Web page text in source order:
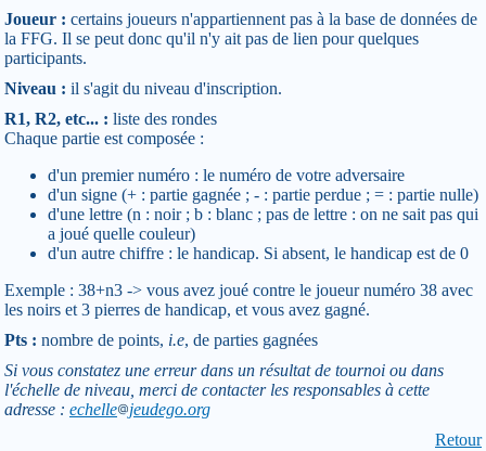
Joueur : certains joueurs n'appartiennent pas à la base de données de
la FFG. Il se peut donc qu'il n'y ait pas de lien pour quelques
participants.
Niveau : il s'agit du niveau d'inscription.
R1, R2, etc... : liste des rondes
Chaque partie est composée :
d'un premier numéro : le numéro de votre adversaire
d'un signe (+ : partie gagnée ; - : partie perdue ; = : partie nulle)
d'une lettre (n : noir ; b : blanc ; pas de lettre : on ne sait pas qui
a joué quelle couleur)
d'un autre chiffre : le handicap. Si absent, le handicap est de 0
Exemple : 38+n3 -> vous avez joué contre le joueur numéro 38 avec
les noirs et 3 pierres de handicap, et vous avez gagné.
Pts : nombre de points, i.e, de parties gagnées
Si vous constatez une erreur dans un résultat de tournoi ou dans
l'échelle de niveau, merci de contacter les responsables à cette
adresse : echelle
jeudego.org
Retour